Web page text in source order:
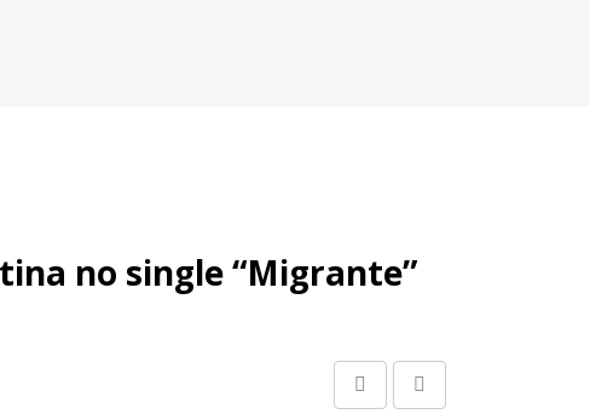
no single “Migrante”